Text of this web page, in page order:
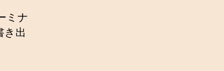
ミナ
き出